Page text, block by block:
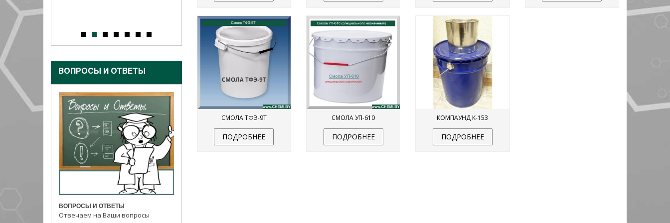
Подробнее
ВОПРОСЫ И ОТВЕТЫ
ВОПРОСЫ И ОТВЕТЫ
Отвечаем на Ваши вопросы
СМОЛА ТФЭ-9Т
ПОДРОБНЕЕ
СМОЛА УП-610
ПОДРОБНЕЕ
КОМПАУНД К-153
ПОДРОБНЕЕ